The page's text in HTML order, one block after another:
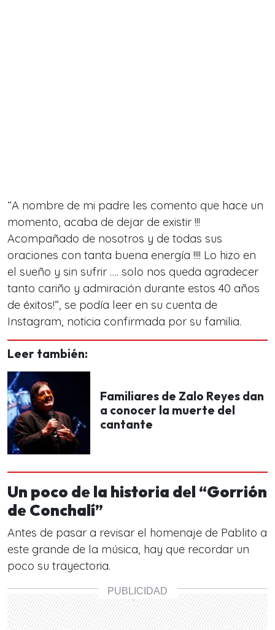
“A nombre de mi padre les comento que hace un
momento, acaba de dejar de existir !!!
Acompañado de nosotros y de todas sus
oraciones con tanta buena energía !!!! Lo hizo en
el sueño y sin sufrir …. solo nos queda agradecer
tanto cariño y admiración durante estos 40 años
de éxitos!”, se podía leer en su cuenta de
Instagram, noticia confirmada por su familia.
Leer también:
Familiares de Zalo Reyes dan
a conocer la muerte del
cantante
Un poco de la historia del “Gorrión
de Conchalí”
Antes de pasar a revisar el homenaje de Pablito a
este grande de la música, hay que recordar un
poco su trayectoria.